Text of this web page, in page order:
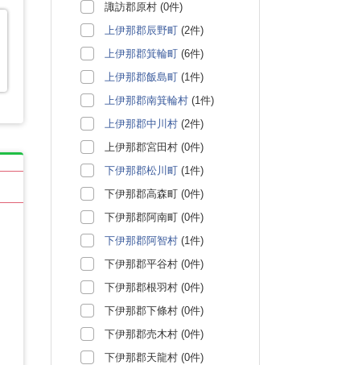
諏訪郡原村 (0件)
上伊那郡辰野町 (2件)
上伊那郡箕輪町 (6件)
上伊那郡飯島町 (1件)
上伊那郡南箕輪村 (1件)
上伊那郡中川村 (2件)
上伊那郡宮田村 (0件)
下伊那郡松川町 (1件)
下伊那郡高森町 (0件)
下伊那郡阿南町 (0件)
下伊那郡阿智村 (1件)
下伊那郡平谷村 (0件)
下伊那郡根羽村 (0件)
下伊那郡下條村 (0件)
下伊那郡売木村 (0件)
下伊那郡天龍村 (0件)